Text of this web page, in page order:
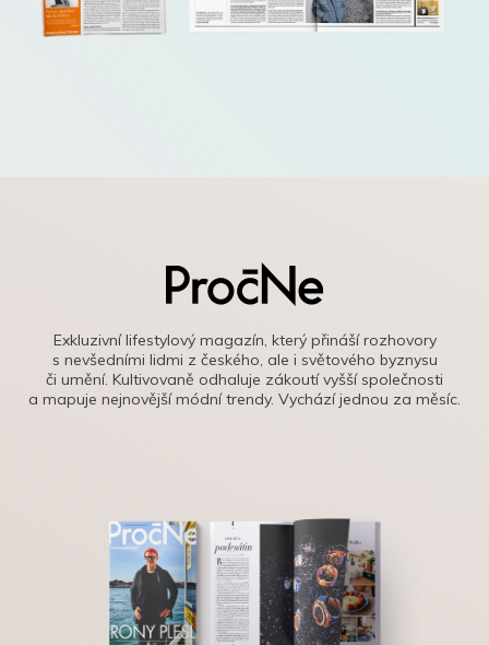
Exkluzivní lifestylový magazín, který přináší rozhovory
s nevšedními lidmi z českého, ale i světového byznysu
či umění. Kultivovaně odhaluje zákoutí vyšší společnosti
a mapuje nejnovější módní trendy. Vychází jednou za měsíc.